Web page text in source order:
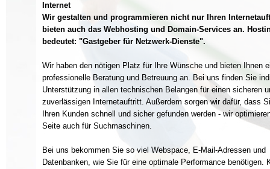
Internet
Wir gestalten und programmieren nicht nur Ihren
bieten auch das Webhosting und Domain-Services an.
bedeutet: "Gastgeber für Netzwerk-Dienste".
Wir haben den nötigen Platz für Ihre Wünsche und bieten Ihnen
professionelle Beratung und Betreuung an. Bei uns finden Sie
Unterstützung in allen technischen Belangen für einen sicheren
zuverlässigen Internetauftritt. Außerdem sorgen wir dafür, dass
Ihren Kunden schnell und sicher gefunden werden - wir
Seite auch für Suchmaschinen.
Bei uns bekommen Sie so viel Webspace, E-Mail-Adressen und
Datenbanken, wie Sie für eine optimale Performance benötigen.